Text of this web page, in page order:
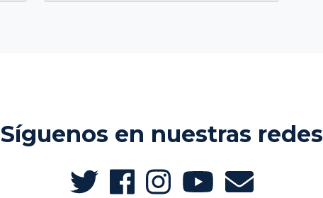
Síguenos en nuestras redes